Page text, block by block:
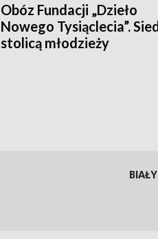
Obóz Fundacji „Dzieło
Nowego Tysiąclecia”.
stolicą młodzieży